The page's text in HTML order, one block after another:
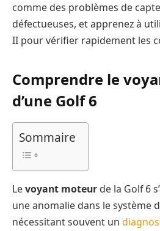
comme des problèmes de
défectueuses, et apprenez à
II pour vérifier rapidement les
Comprendre le
d’une Golf 6
Sommaire
Levoyant moteur de la Golf 6
une anomalie dans le système
nécessitant souvent un